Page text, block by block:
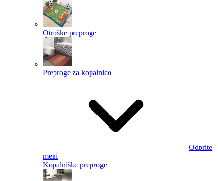
Otroške preproge
Preproge za kopalnico
Odprite
meni
Kopalniške preproge